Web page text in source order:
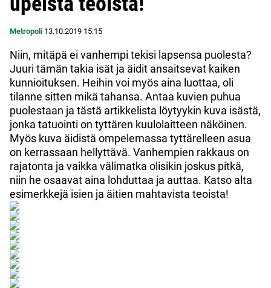
Metropoli 13.10.2019 15:15
Niin, mitäpä ei vanhempi tekisi lapsensa puolesta?
Juuri tämän takia isät ja äidit ansaitsevat kaiken
kunnioituksen. Heihin voi myös aina luottaa, oli
tilanne sitten mikä tahansa. Antaa kuvien puhua
puolestaan ja tästä artikkelista löytyykin kuva isästä,
jonka tatuointi on tyttären kuulolaitteen näköinen.
Myös kuva äidistä ompelemassa tyttärelleen asua
on kerrassaan hellyttävä. Vanhempien rakkaus on
rajatonta ja vaikka välimatka olisikin joskus pitkä,
niin he osaavat aina lohduttaa ja auttaa. Katso alta
esimerkkejä isien ja äitien mahtavista teoista!